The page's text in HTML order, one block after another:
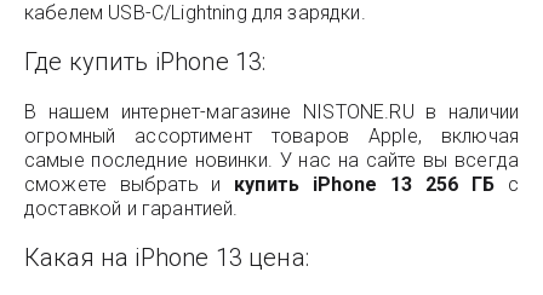
кабелем USB-C/Lightning для зарядки.
Где купить iPhone 13:
В нашем интернет-магазине NISTONE.RU в наличии
огромный ассортимент товаров Apple, включая
самые последние новинки. У нас на сайте вы всегда
сможете выбрать и купить iPhone 13 256 ГБ с
доставкой и гарантией.
Какая на iPhone 13 цена: